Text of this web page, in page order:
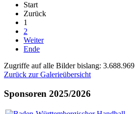
Start
Zurück
1
2
Weiter
Ende
Zugriffe auf alle Bilder bislang: 3.688.969
Zurück zur Galerieübersicht
Sponsoren 2025/2026